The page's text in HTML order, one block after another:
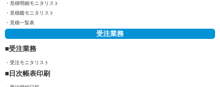
見積明細モニタリスト
見積鑑モニタリスト
見積一覧表
受注業務
受注業務
受注モニタリスト
日次帳表印刷